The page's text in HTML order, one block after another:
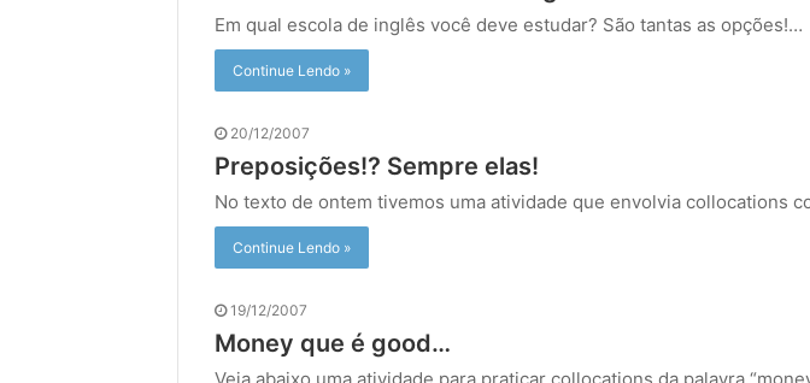
Em qual escola de inglês você deve estudar? São tantas as opções!…
Continue Lendo »
20/12/2007
Preposições!? Sempre elas!
No texto de ontem tivemos uma atividade que envolvia collocations
Continue Lendo »
19/12/2007
Money que é good…